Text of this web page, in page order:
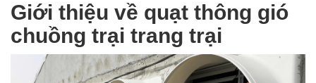
Giới thiệu về quạt thông gió
chuồng trại trang trại